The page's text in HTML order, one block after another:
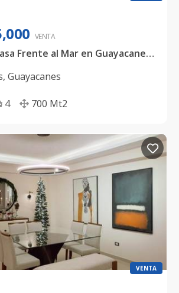
VENTA
🏝️ Exclusiva Casa Frente al Mar en Guayacanes 🌊
, Guayacanes
4 700 Mt2
VENTA